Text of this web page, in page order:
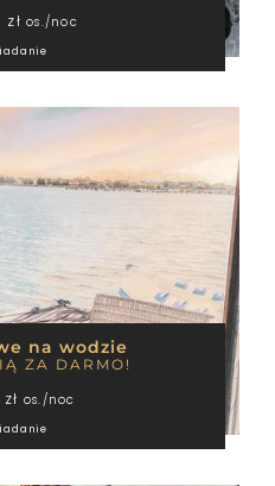
WYŻYWIENIE
zł os./noc
na wodzie
ZA DARMO!
os./noc